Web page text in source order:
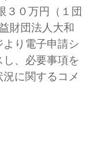
３０万円（１団
財団法人大和
り電子申請シ
、必要事項を
に関するコメ